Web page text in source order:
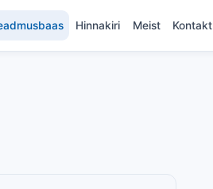
Hinnakiri Meist Kontakt